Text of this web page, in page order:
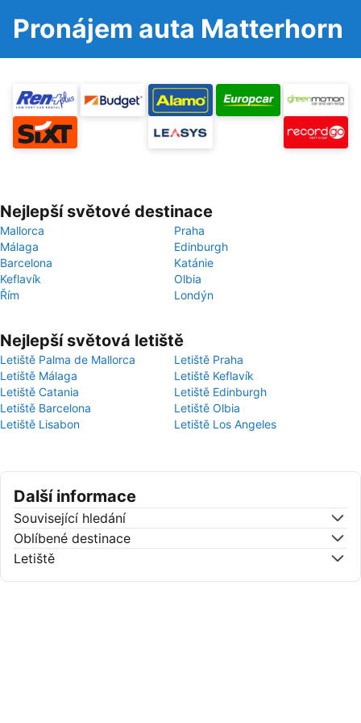
Pronájem auta Matterhorn
Nejlepší světové destinace
Mallorca
Praha
Málaga
Edinburgh
Barcelona
Katánie
Keflavík
Olbia
Řím
Londýn
Nejlepší světová letiště
Letiště Palma de Mallorca
Letiště Praha
Letiště Málaga
Letiště Keflavík
Letiště Catania
Letiště Edinburgh
Letiště Barcelona
Letiště Olbia
Letiště Lisabon
Letiště Los Angeles
Další informace
Související hledání
Oblíbené destinace
Letiště